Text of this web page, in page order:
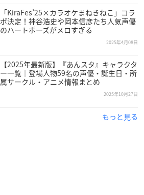
「KiraFes’25×カラオケまねきねこ」コラ
ボ決定！神谷浩史や岡本信彦たち人気声優
のハートポーズがメロすぎる
2025年4月08日
【2025年最新版】『あんスタ』キャラクタ
ー一覧｜登場人物59名の声優・誕生日・所
属サークル・アニメ情報まとめ
2025年10月27日
もっと見る